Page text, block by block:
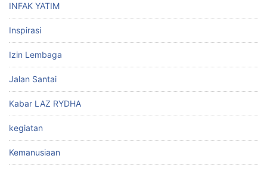
INFAK YATIM
Inspirasi
Izin Lembaga
Jalan Santai
Kabar LAZ RYDHA
kegiatan
Kemanusiaan